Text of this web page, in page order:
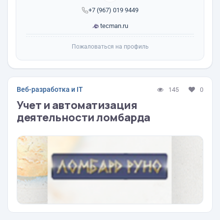
+7 (967) 019 9449
tecman.ru
Пожаловаться на профиль
Веб-разработка и IT 145 0
Учет и автоматизация
деятельности ломбарда